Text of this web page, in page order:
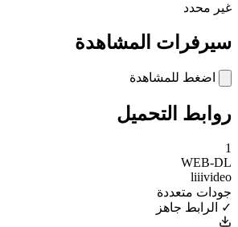
غير محدد
سيرفرات المشاهدة
اضغط للمشاهدة
روابط التحميل
1
WEB-DL
liiivideo
جودات متعددة
✓ الرابط جاهز